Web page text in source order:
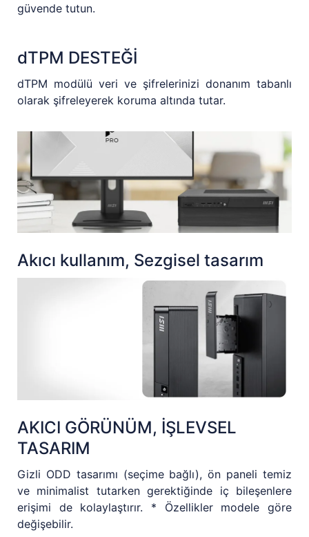
güvende tutun.
dTPM DESTEĞİ
dTPM modülü veri ve şifrelerinizi donanım tabanlı
olarak şifreleyerek koruma altında tutar.
Akıcı kullanım, Sezgisel tasarım
AKICI GÖRÜNÜM, İŞLEVSEL
TASARIM
Gizli ODD tasarımı (seçime bağlı), ön paneli temiz
ve minimalist tutarken gerektiğinde iç bileşenlere
erişimi de kolaylaştırır. * Özellikler modele göre
değişebilir.